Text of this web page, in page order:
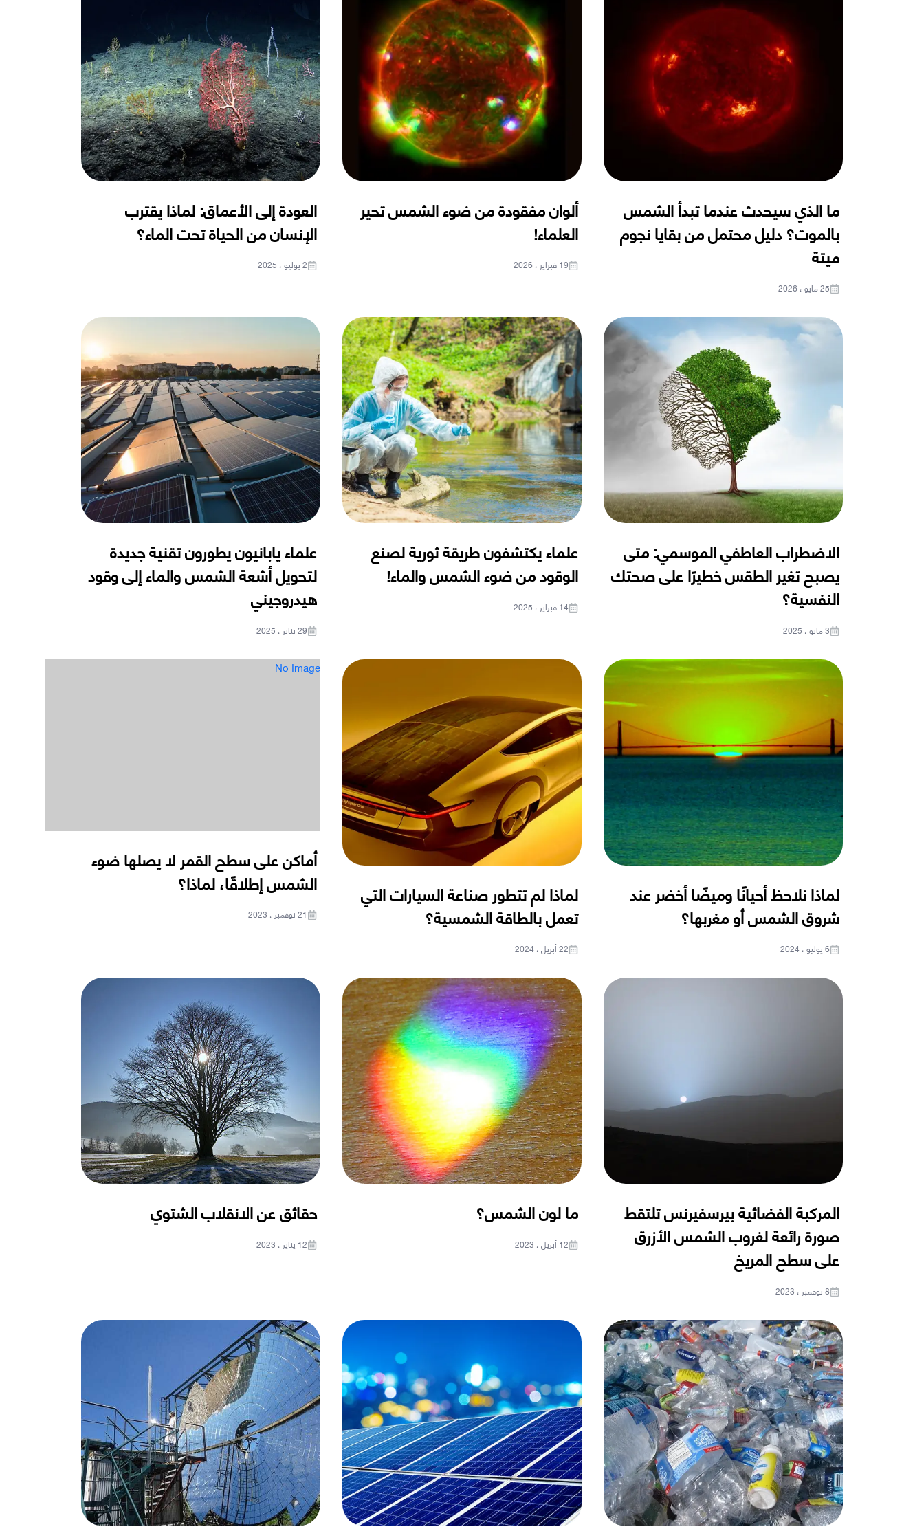
ما الذي سيحدث عندما تبدأ الشمس
بالموت؟ دليل محتمل من بقايا نجوم
ميتة
25 مايو ، 2026
ألوان مفقودة من ضوء الشمس تحير
العلماء!
19 فبراير ، 2026
العودة إلى الأعماق: لماذا يقترب
الإنسان من الحياة تحت الماء؟
2 يوليو ، 2025
الاضطراب العاطفي الموسمي: متى
يصبح تغير الطقس خطيرًا على صحتك
النفسية؟
3 مايو ، 2025
علماء يكتشفون طريقة ثورية لصنع
الوقود من ضوء الشمس والماء!
14 فبراير ، 2025
علماء يابانيون يطورون تقنية جديدة
لتحويل أشعة الشمس والماء إلى وقود
هيدروجيني
29 يناير ، 2025
لماذا نلاحظ أحيانًا وميضًا أخضر عند
شروق الشمس أو مغربها؟
6 يوليو ، 2024
لماذا لم تتطور صناعة السيارات التي
تعمل بالطاقة الشمسية؟
22 أبريل ، 2024
No Image
أماكن على سطح القمر لا يصلها ضوء
الشمس إطلاقًا، لماذا؟
21 نوفمبر ، 2023
المركبة الفضائية بيرسفيرنس تلتقط
صورة رائعة لغروب الشمس الأزرق
على سطح المريخ
8 نوفمبر ، 2023
ما لون الشمس؟
12 أبريل ، 2023
حقائق عن الانقلاب الشتوي
12 يناير ، 2023